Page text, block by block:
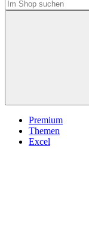
Premium
Themen
Excel